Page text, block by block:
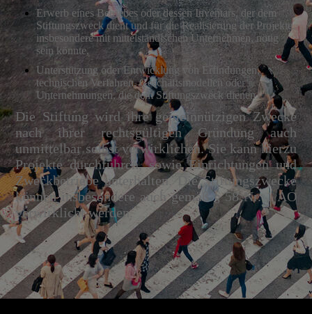
Erwerb eines Betriebes oder dessen Inventars, der dem
Stiftungszweck dient und für die Realisierung der Projekte,
insbesondere mit mittelständischen Unternehmen, nötig
sein könnte,
Unterstützung oder Entwicklung von Erfindungen,
technischen Verfahren, Geschäftsmodellen oder
Unternehmungen, die dem Stiftungszweck dienen.
Die Stiftung wird ihre gemeinnützigen Zwecke
nach ihrer rechtsgültigen Gründung auch
unmittelbar selbst verwirklichen. Sie kann hierzu
Projekte durchführen, sowie Einrichtungen und
Zweckbetriebe unterhalten. Die Stiftungszwecke
können insbesondere auch gemäß § 58 Nr. 1 AO
verwirklicht werden.